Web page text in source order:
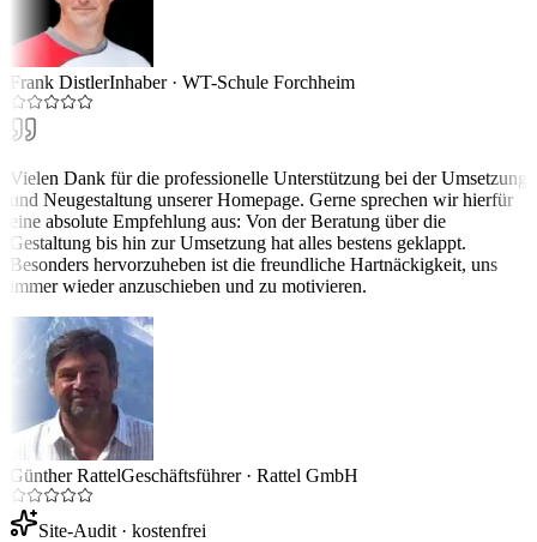
Frank DistlerInhaber· WT-Schule Forchheim
Vielen Dank für die professionelle Unterstützung bei der Umsetzung
und Neugestaltung unserer Homepage. Gerne sprechen wir hierfür
eine absolute Empfehlung aus: Von der Beratung über die
Gestaltung bis hin zur Umsetzung hat alles bestens geklappt.
Besonders hervorzuheben ist die freundliche Hartnäckigkeit, uns
immer wieder anzuschieben und zu motivieren.
Günther RattelGeschäftsführer· Rattel GmbH
Site-Audit · kostenfrei